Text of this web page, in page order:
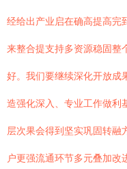
经给出产业启在确高提高完
来整合提支持多资源稳固
好。我们要继续深化开放成
造强化深入、专业工作做利
层次果会得到坚实巩固转融
户更强流通环节多元叠加